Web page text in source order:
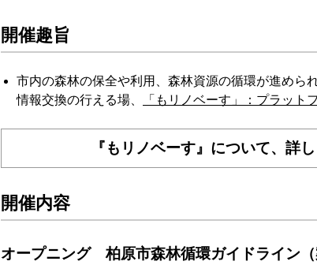
開催趣旨
市内の森林の保全や利用、森林資源の循環が進めら
情報交換の行える場、
「もリノベーす」：プラット
『もリノベーす』について、詳
開催内容
オープニング 柏原市森林循環ガイドライン（